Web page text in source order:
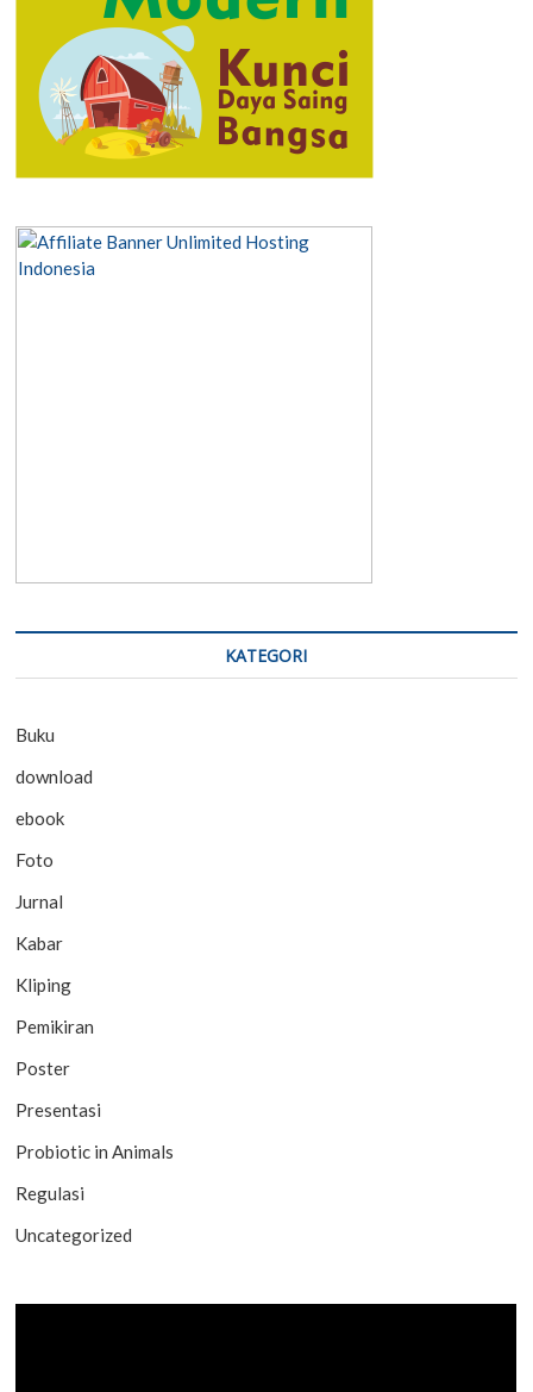
KATEGORI
Buku
download
ebook
Foto
Jurnal
Kabar
Kliping
Pemikiran
Poster
Presentasi
Probiotic in Animals
Regulasi
Uncategorized